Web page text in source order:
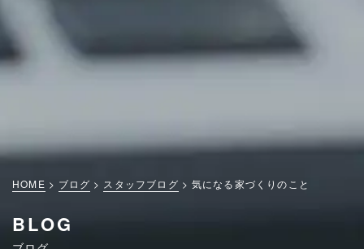
HOME ブログ スタッフブログ 気になる家づくりのこと
BLOG